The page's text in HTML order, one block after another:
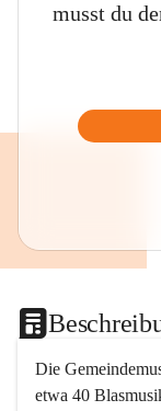
musst du
Die
etwa 40